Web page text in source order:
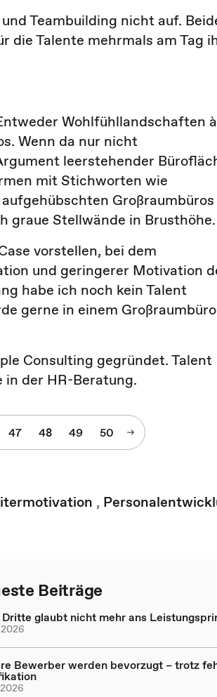
Teambuilding nicht auf.
die Talente mehrmals am Tag
Wohlfühllandschaften
Wenn da nur nicht
leerstehender
mit Stichworten wie
Großraumbüros
graue Stellwände in Brusthöhe.
vorstellen, bei dem
und geringerer Motivation
habe ich noch kein Talent
gerne in einem Großraumbüro
Consulting gegründet. Talent
der HR-Beratung.
47 48 49 50
,
Beiträge
glaubt nicht mehr ans
Bewerber werden bevorzugt – trotz